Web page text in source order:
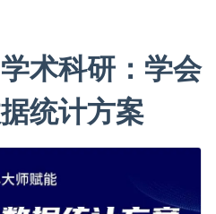
术科研：学会
统计方案